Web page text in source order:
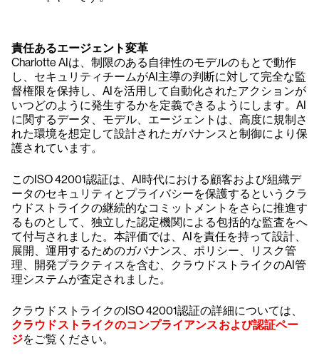
責任あるエージェント変革
Charlotte AIは、制限のある自律性のモデルのもとで動作
し、セキュリティチームがAI主導の判断に対して完全な監
督権限を保持し、AIを活用して自動化されたアクションが
いつどのように発生するかを定義できるようにします。AI
に関するデータ、モデル、エージェントは、高度に規制さ
れた環境を想定して設計されたガバナンスと制御により保
護されています。
このISO 42001認証は、AI時代における顧客および組織デ
ータのセキュリティとプライバシーを保護するというクラ
ウドストライクの継続的なコミットメントをさらに推進す
るものとして、独立した認定機関による包括的な監査をへ
て付与されました。本評価では、AIを責任を持って設計、
展開、運用するためのガバナンス、ポリシー、リスク管
理、開発プラクティスを含む、クラウドストライクのAI管
理システムが査定されました。
クラウドストライクのISO 42001認証の詳細については、
クラウドストライクのコンプライアンスおよび認証ペー
ジをご覧ください。